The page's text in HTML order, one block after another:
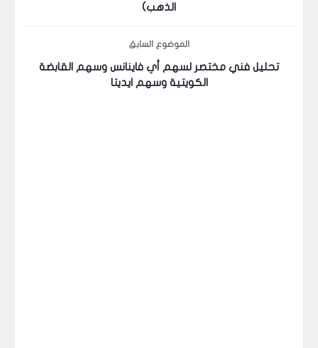
الذهب)
الموضوع السابق
تحليل فني مختصر لسهم أي فاينانس وسهم القابضة
الكويتية وسهم ايديتا